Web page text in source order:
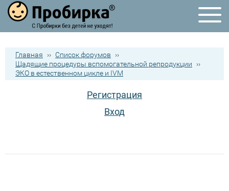
Главная ›› Список форумов
››
Щадящие процедуры вспомогательной репродукции
››
ЭКО в естественном цикле и IVM
Регистрация
Вход